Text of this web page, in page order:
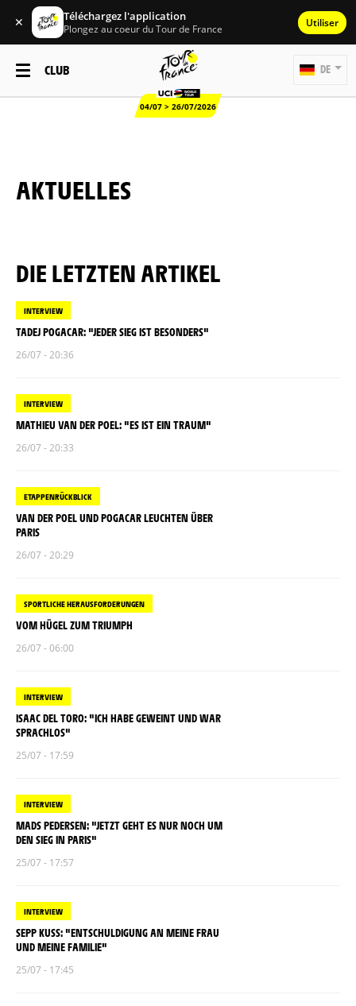
✕ Téléchargez l'application
Plongez au coeur du Tour de France Utiliser
CLUB
04/07 > 26/07/2026
DE
AKTUELLES
DIE LETZTEN ARTIKEL
INTERVIEW
TADEJ POGACAR: "JEDER SIEG IST BESONDERS"
26/07 - 20:36
INTERVIEW
MATHIEU VAN DER POEL: "ES IST EIN TRAUM"
26/07 - 20:33
ETAPPENRÜCKBLICK
VAN DER POEL UND POGACAR LEUCHTEN ÜBER
PARIS
26/07 - 20:29
SPORTLICHE HERAUSFORDERUNGEN
VOM HÜGEL ZUM TRIUMPH
26/07 - 06:00
INTERVIEW
ISAAC DEL TORO: "ICH HABE GEWEINT UND WAR
SPRACHLOS"
25/07 - 17:59
INTERVIEW
MADS PEDERSEN: "JETZT GEHT ES NUR NOCH UM
DEN SIEG IN PARIS"
25/07 - 17:57
INTERVIEW
SEPP KUSS: "ENTSCHULDIGUNG AN MEINE FRAU
UND MEINE FAMILIE"
25/07 - 17:45